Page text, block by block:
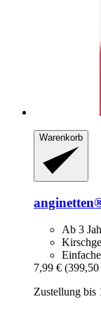
Warenkorb
Ab 3
7,99 €
Zustellung bis